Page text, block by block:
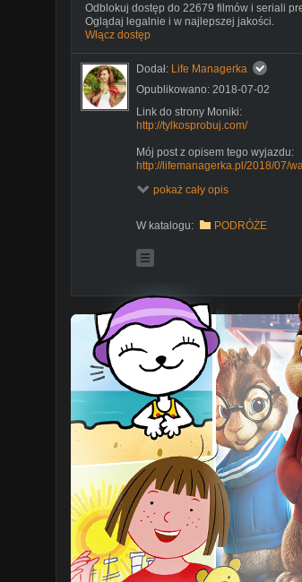
Odblokuj dostęp do 22679 filmów i seriali
Oglądaj legalnie i w najlepszej jakości.
Włącz dostęp
Dodał: Life Managerka
Opublikowano: 2018-07-02
Link do strony Moniki:
http://tylkosprobuj.com/
Mój post z opisem tego wyjazdu:
http://lifemanagerka.pl/2018/07/
Muzyka:
Music provided by Vlog No
Video Link: https://youtu.be/
Song: Sappheiros - Dawn (Vlog
Song: Markvard - Be With Me
Music provided by Vlog No
Video Link:https://youtu.be/
Song: Ikson - Moments (Vlog No
Music promoted by Vlog No
Video Link:https://youtu.be/
Kim jestem?
http://lifemanagerka.pl/o-blogu/o-
Mój blog:
http://lifemanagerka.pl/
Facebook:
https://www.facebook.com/
Instagram:
https://instagram.com/
Kontakt:
kontakt@lifemanagerka.pl
pokaż cały opis
W katalogu: PODRÓŻE